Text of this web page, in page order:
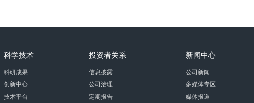
科学技术
科研成果
创新中心
技术平台
投资者关系
信息披露
公司治理
定期报告
新闻中心
公司新闻
多媒体专区
媒体报道